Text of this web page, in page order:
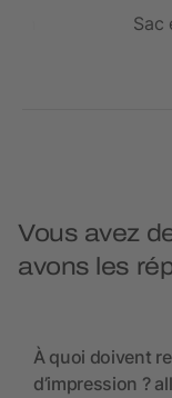
Sac
Vous avez
avons les
À quoi doivent
d’impression ?